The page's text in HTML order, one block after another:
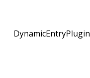
DynamicEntryPlugin